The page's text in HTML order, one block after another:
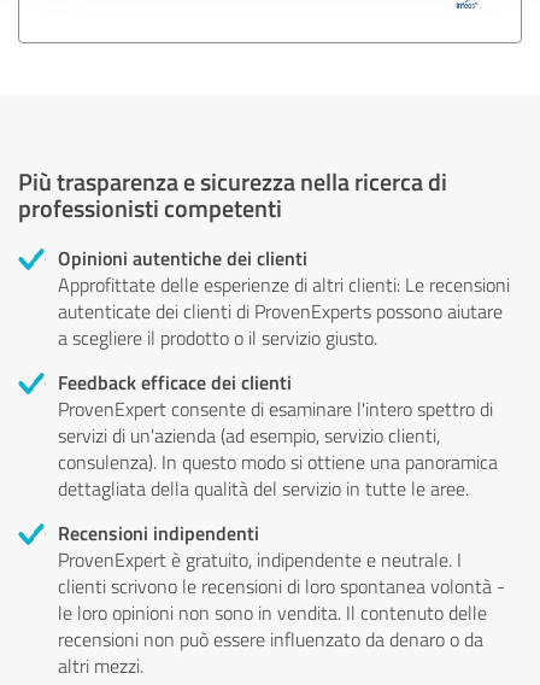
Più trasparenza e sicurezza nella ricerca di
professionisti competenti
Opinioni autentiche dei clienti
Approfittate delle esperienze di altri clienti: Le recensioni
autenticate dei clienti di ProvenExperts possono aiutare
a scegliere il prodotto o il servizio giusto.
Feedback efficace dei clienti
ProvenExpert consente di esaminare l'intero spettro di
servizi di un'azienda (ad esempio, servizio clienti,
consulenza). In questo modo si ottiene una panoramica
dettagliata della qualità del servizio in tutte le aree.
Recensioni indipendenti
ProvenExpert è gratuito, indipendente e neutrale. I
clienti scrivono le recensioni di loro spontanea volontà -
le loro opinioni non sono in vendita. Il contenuto delle
recensioni non può essere influenzato da denaro o da
altri mezzi.